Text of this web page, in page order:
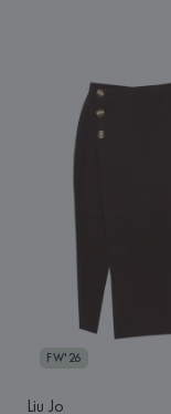
FW'26
Liu Jo